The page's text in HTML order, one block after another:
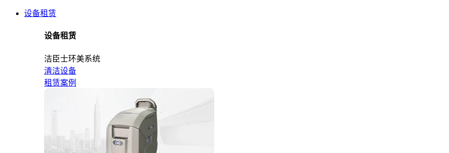
设备租赁
设备租赁
洁臣士环美系统
清洁设备
租赁案例